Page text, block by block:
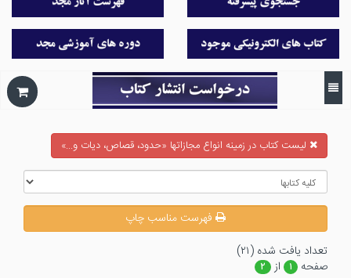
ليست كتاب در زمينه انواع مجازاتها «حدود، قصاص، ديات و...»
فهرست مناسب چاپ
تعداد يافت شده (۲۱)
صفحه
۱ از ۲